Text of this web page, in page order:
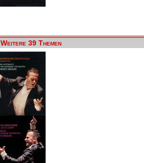
Weitere 39 Themen